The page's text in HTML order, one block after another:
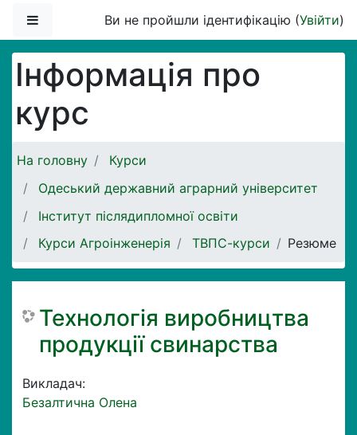
Бокова панельВи не пройшли ідентифікацію (Увійти)
Інформація про
курс
На головну
Курси
Одеський державний аграрний університет
Інститут післядипломної освіти
Курси Агроінженерія
ТВПС-курси Резюме
Технологія виробництва
продукції свинарства
Викладач:
Безалтична Олена